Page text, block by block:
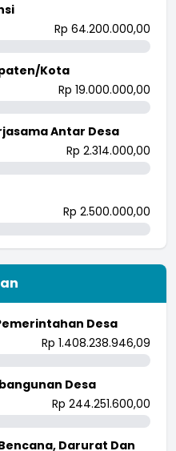
Rp 64.200.000,00
Kota
Rp 19.000.000,00
Antar Desa
Rp 2.314.000,00
Rp 2.500.000,00
Desa
Rp 1.408.238.946,09
Desa
Rp 244.251.600,00
Darurat Dan